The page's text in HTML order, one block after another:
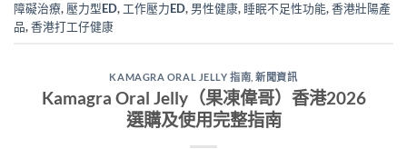
障礙治療, 壓力型ED, 工作壓力ED, 男性健康, 睡眠不足性功能,香港壯陽產
品,香港打工仔健康
KAMAGRA ORAL JELLY 指南 ,新聞資訊
Kamagra Oral Jelly（果凍偉哥）香港2026
選購及使用完整指南